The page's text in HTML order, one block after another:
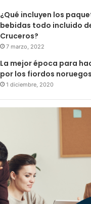
¿Qué incluyen los
bebidas todo incluido
Cruceros?
7 marzo, 2022
La mejor época para
por los fiordos noruegos
1 diciembre, 2020